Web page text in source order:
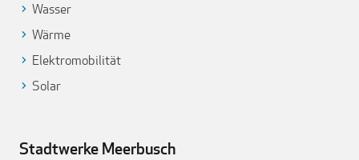
Wasser
Wärme
Elektromobilität
Solar
Stadtwerke Meerbusch